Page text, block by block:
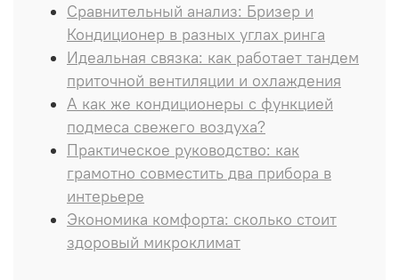
Сравнительный анализ: Бризер и
Кондиционер в разных углах ринга
Идеальная связка: как работает тандем
приточной вентиляции и охлаждения
А как же кондиционеры с функцией
подмеса свежего воздуха?
Практическое руководство: как
грамотно совместить два прибора в
интерьере
Экономика комфорта: сколько стоит
здоровый микроклимат